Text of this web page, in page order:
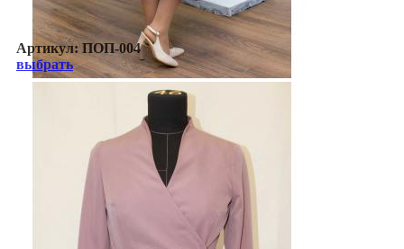
Артикул:ПОП-004
выбрать